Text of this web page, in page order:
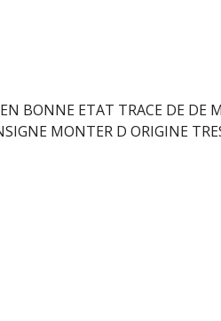
BONNE ETAT TRACE DE DE
MONTER D ORIGINE